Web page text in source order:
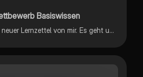
Basiswissen
Hello ihr lieben, Ein neuer Lernzettel von mir. Es geht um den Mathewettbewerb der im 8.Jahrgang geschrieben wird. Alle Basis Sachen findet ihr hier. Viel Spaß beim lernen. Ich hoffe es hilft euch.